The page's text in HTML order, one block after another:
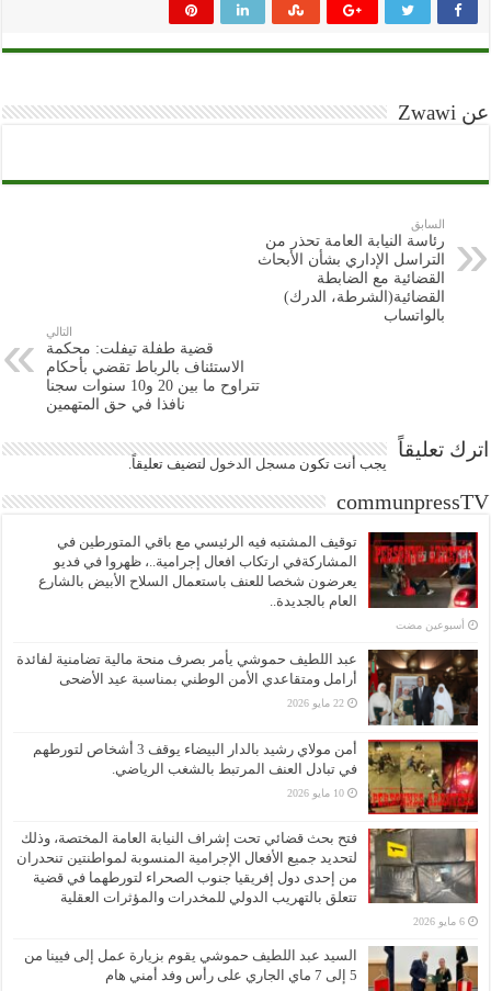
عن Zwawi
السابق
رئاسة النيابة العامة تحذر من
التراسل الإداري بشأن الأبحاث
القضائية مع الضابطة
القضائية(الشرطة، الدرك)
بالواتساب
التالي
قضية طفلة تيفلت: محكمة
الاستئناف بالرباط تقضي بأحكام
تتراوح ما بين 20 و10 سنوات سجنا
نافذا في حق المتهمين
اترك تعليقاً
يجب أنت تكون مسجل الدخول لتضيف تعليقاً.
communpressTV
توقيف المشتبه فيه الرئيسي مع باقي المتورطين في
المشاركةفي ارتكاب افعال إجرامية..، ظهروا في فديو
يعرضون شخصا للعنف باستعمال السلاح الأبيض بالشارع
العام بالجديدة..
‏أسبوعين مضت
عبد اللطيف حموشي يأمر بصرف منحة مالية تضامنية لفائدة
أرامل ومتقاعدي الأمن الوطني بمناسبة عيد الأضحى
22 مايو 2026
أمن مولاي رشيد بالدار البيضاء يوقف 3 أشخاص لتورطهم
في تبادل العنف المرتبط بالشغب الرياضي.
10 مايو 2026
فتح بحث قضائي تحت إشراف النيابة العامة المختصة، وذلك
لتحديد جميع الأفعال الإجرامية المنسوبة لمواطنتين تنحدران
من إحدى دول إفريقيا جنوب الصحراء لتورطهما في قضية
تتعلق بالتهريب الدولي للمخدرات والمؤثرات العقلية
6 مايو 2026
السيد عبد اللطيف حموشي يقوم بزيارة عمل إلى فيينا من
5 إلى 7 ماي الجاري على رأس وفد أمني هام